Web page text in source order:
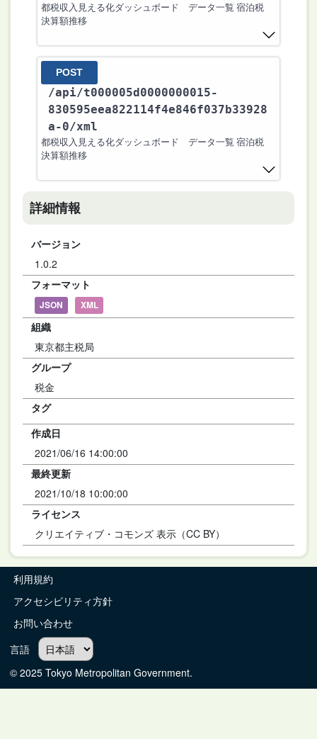
都税収入見える化ダッシュボード データ一覧 宿泊税
決算額推移
POST
/api/t000005d0000000015-
830595eea822114f4e846f037b33928
a-0/xml
都税収入見える化ダッシュボード データ一覧 宿泊税
決算額推移
詳細情報
バージョン
1.0.2
フォーマット
JSON XML
組織
東京都主税局
グループ
税金
タグ
作成日
2021/06/16 14:00:00
最終更新
2021/10/18 10:00:00
ライセンス
クリエイティブ・コモンズ 表示（CC BY）
利用規約
アクセシビリティ方針
お問い合わせ
言語
© 2025 Tokyo Metropolitan Government.